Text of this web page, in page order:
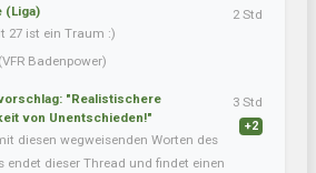
(Liga)
27 ist ein Traum :)
(VFR Badenpower)
2 Std
"Realistischere
von Unentschieden!"
diesen wegweisenden Worten des
endet dieser Thread und findet einen
3 Std
+2